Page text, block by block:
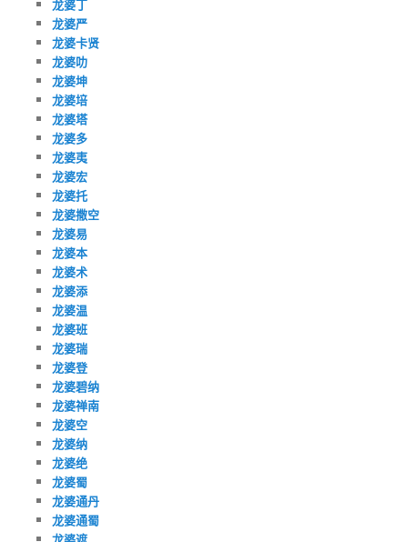
龙婆丁
龙婆严
龙婆卡贤
龙婆叻
龙婆坤
龙婆培
龙婆塔
龙婆多
龙婆夷
龙婆宏
龙婆托
龙婆撒空
龙婆易
龙婆本
龙婆术
龙婆添
龙婆温
龙婆班
龙婆瑞
龙婆登
龙婆碧纳
龙婆禅南
龙婆空
龙婆纳
龙婆绝
龙婆蜀
龙婆通丹
龙婆通蜀